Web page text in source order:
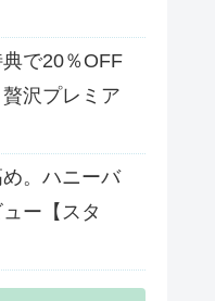
典で20％OFF
沢プレミア
。ハニーバ
ー【スタ